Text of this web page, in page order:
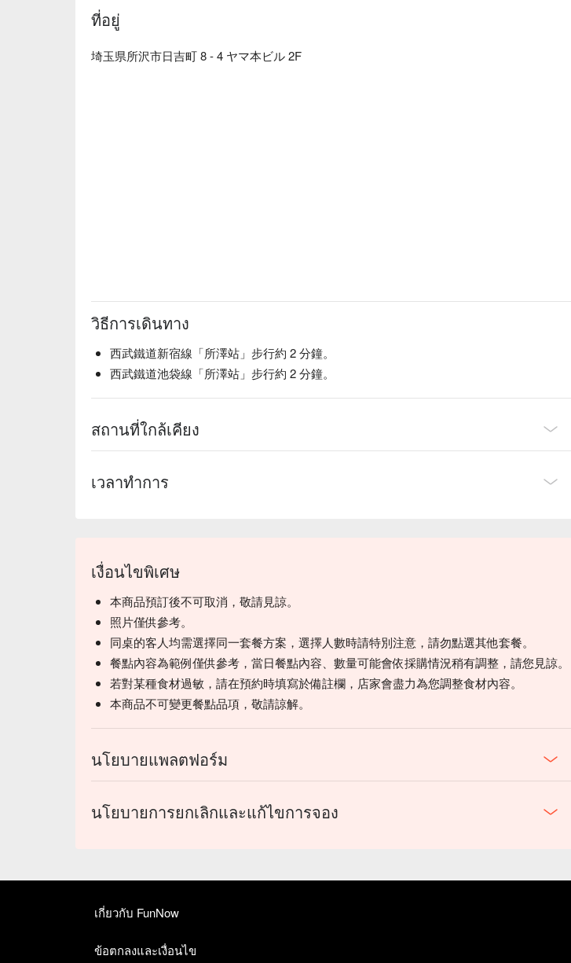
餐前沙拉：本店提供的餐前沙拉可免費續盤，還有多種口味沙拉醬任選搭配。飯前先用蔬菜墊
陶杯裝啤酒：啤酒以陶瓷杯提供，用嚴選的杯子和益子燒的餐盤為美食加分，帶給來客別有一
ที่อยู่
埼玉県所沢市日吉町 8 - 4 ヤマ本ビル 2F
วิธีการเดินทาง
西武鐵道新宿線「所澤站」步行約 2 分鐘。
西武鐵道池袋線「所澤站」步行約 2 分鐘。
สถานที่ใกล้เคียง
เวลาทำการ
เงื่อนไขพิเศษ
本商品預訂後不可取消，敬請見諒。
照片僅供參考。
同桌的客人均需選擇同一套餐方案，選擇人數時請特別注意，請勿點選其他套餐。
餐點內容為範例僅供參考，當日餐點內容、數量可能會依採購情況稍有調整，請您見諒。
若對某種食材過敏，請在預約時填寫於備註欄，店家會盡力為您調整食材內容。
本商品不可變更餐點品項，敬請諒解。
นโยบายแพลตฟอร์ม
นโยบายการยกเลิกและแก้ไขการจอง
เกี่ยวกับ FunNow
ข้อตกลงและเงื่อนไข